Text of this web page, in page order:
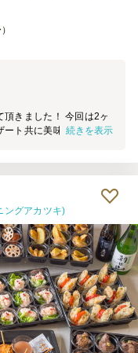
きました！ 今回は2ヶ
ート共に美味しかったで
続きを表示
ングアカツキ)